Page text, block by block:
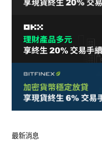
最新消息